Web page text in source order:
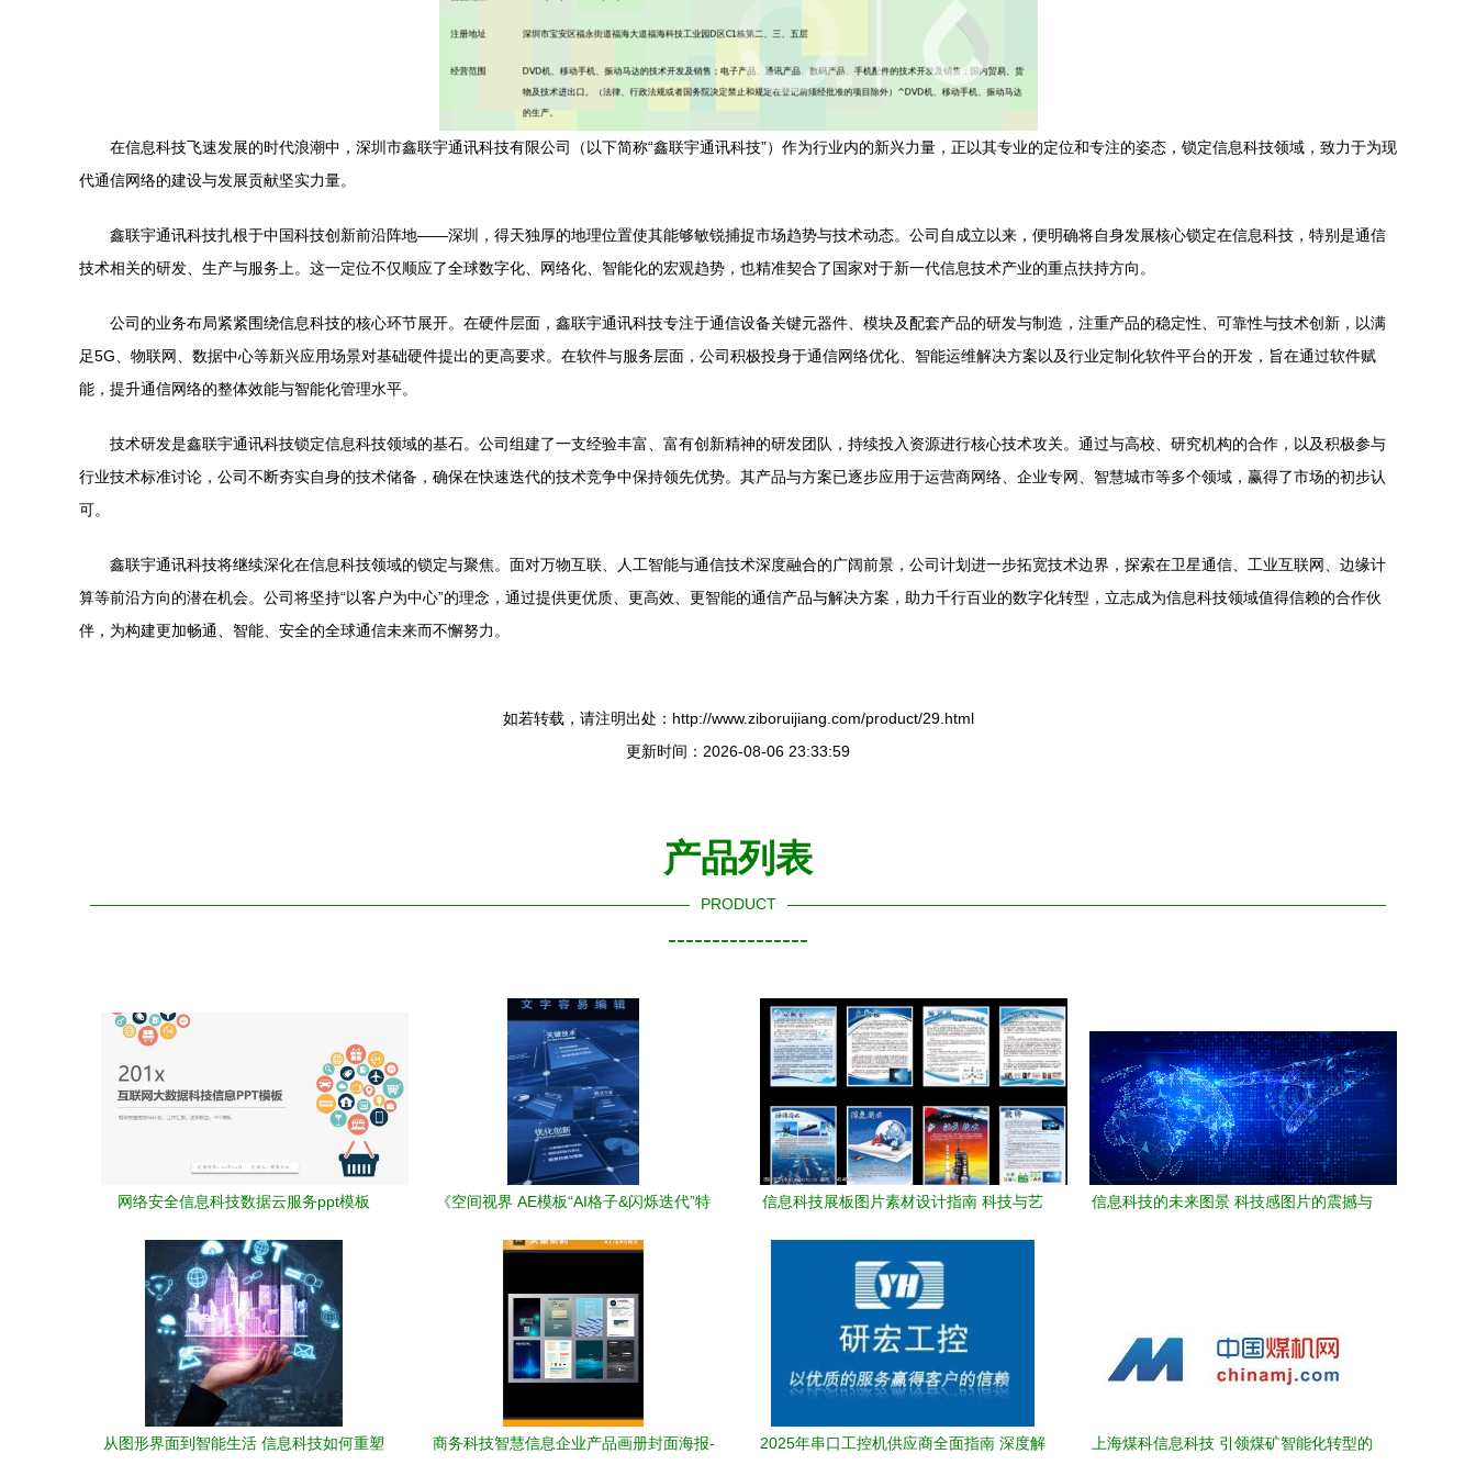
在信息科技飞速发展的时代浪潮中，深圳市鑫联宇通讯科技有限公司（以下简称“鑫联宇通讯科技”）作为行业内的新兴力量，正以其专业的定位和专注的姿态，锁定信息科技领域，致力于为现
代通信网络的建设与发展贡献坚实力量。
鑫联宇通讯科技扎根于中国科技创新前沿阵地——深圳，得天独厚的地理位置使其能够敏锐捕捉市场趋势与技术动态。公司自成立以来，便明确将自身发展核心锁定在信息科技，特别是通信
技术相关的研发、生产与服务上。这一定位不仅顺应了全球数字化、网络化、智能化的宏观趋势，也精准契合了国家对于新一代信息技术产业的重点扶持方向。
公司的业务布局紧紧围绕信息科技的核心环节展开。在硬件层面，鑫联宇通讯科技专注于通信设备关键元器件、模块及配套产品的研发与制造，注重产品的稳定性、可靠性与技术创新，以满
足5G、物联网、数据中心等新兴应用场景对基础硬件提出的更高要求。在软件与服务层面，公司积极投身于通信网络优化、智能运维解决方案以及行业定制化软件平台的开发，旨在通过软件赋
能，提升通信网络的整体效能与智能化管理水平。
技术研发是鑫联宇通讯科技锁定信息科技领域的基石。公司组建了一支经验丰富、富有创新精神的研发团队，持续投入资源进行核心技术攻关。通过与高校、研究机构的合作，以及积极参与
行业技术标准讨论，公司不断夯实自身的技术储备，确保在快速迭代的技术竞争中保持领先优势。其产品与方案已逐步应用于运营商网络、企业专网、智慧城市等多个领域，赢得了市场的初步认
可。
鑫联宇通讯科技将继续深化在信息科技领域的锁定与聚焦。面对万物互联、人工智能与通信技术深度融合的广阔前景，公司计划进一步拓宽技术边界，探索在卫星通信、工业互联网、边缘计
算等前沿方向的潜在机会。公司将坚持“以客户为中心”的理念，通过提供更优质、更高效、更智能的通信产品与解决方案，助力千行百业的数字化转型，立志成为信息科技领域值得信赖的合作伙
伴，为构建更加畅通、智能、安全的全球通信未来而不懈努力。
如若转载，请注明出处：http://www.ziboruijiang.com/product/29.html
更新时间：2026-08-06 23:33:59
产品列表
PRODUCT
----------------
网络安全信息科技数据云服务ppt模板
《空间视界 AE模板“AI格子&闪烁迭代”特
信息科技展板图片素材设计指南 科技与艺
信息科技的未来图景 科技感图片的震撼与
从图形界面到智能生活 信息科技如何重塑
商务科技智慧信息企业产品画册封面海报-
2025年串口工控机供应商全面指南 深度解
上海煤科信息科技 引领煤矿智能化转型的